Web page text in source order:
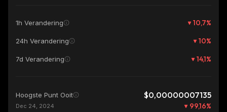
1h Verandering 10,7%
24h Verandering 10%
7d Verandering 14,1%
Hoogste Punt Ooit $0,00000007135
Dec 24, 2024 99,16%